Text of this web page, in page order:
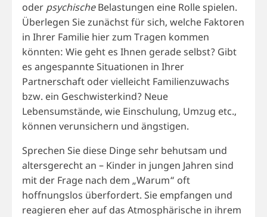
oder psychischeBelastungen eine Rolle spielen.
Überlegen Sie zunächst für sich, welche Faktoren
in Ihrer Familie hier zum Tragen kommen
könnten: Wie geht es Ihnen gerade selbst? Gibt
es angespannte Situationen in Ihrer
Partnerschaft oder vielleicht Familienzuwachs
bzw. ein Geschwisterkind? Neue
Lebensumstände, wie Einschulung, Umzug etc.,
können verunsichern und ängstigen.
Sprechen Sie diese Dinge sehr behutsam und
altersgerecht an – Kinder in jungen Jahren sind
mit der Frage nach dem „Warum“ oft
hoffnungslos überfordert. Sie empfangen und
reagieren eher auf das Atmosphärische in ihrem